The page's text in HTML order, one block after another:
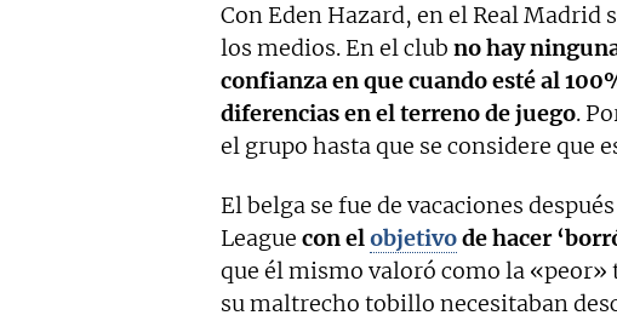
Con Eden Hazard, en el Real Madrid
los medios. En el club no hay
confianza en que cuando esté al
diferencias en el terreno de juego.
el grupo hasta que se considere que
El belga se fue de vacaciones
League con elobjetivode hacer
que él mismo valoró como la «peor»
su maltrecho tobillo necesitaban